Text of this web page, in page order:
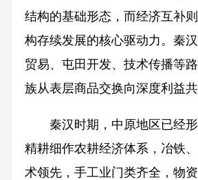
结构的基础形态，而经济互补
构存续发展的核心驱动力。秦
贸易、屯田开发、技术传播等
族从表层商品交换向深度利益共
秦汉时期，中原地区已经形
精耕细作农耕经济体系，冶铁
术领先，手工业门类齐全，物